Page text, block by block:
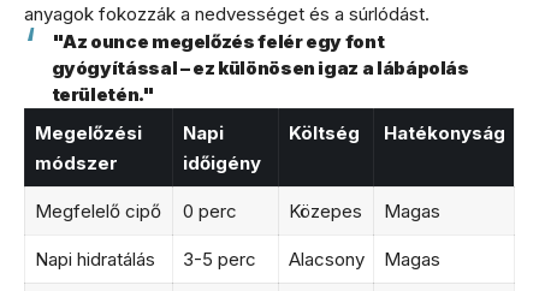
anyagok fokozzák a nedvességet és a súrlódást.
"Az ounce megelőzés felér egy font
gyógyítással – ez különösen igaz a lábápolás
területén."
Megelőzési
módszer
Napi
időigény
Költség Hatékonyság
Megfelelő cipő 0 perc Közepes Magas
Napi hidratálás 3-5 perc Alacsony Magas